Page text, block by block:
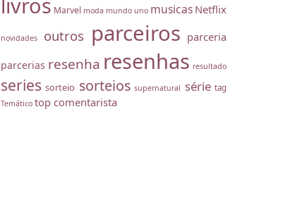
Marvel moda mundo uno musicas Netflix
novidades outros parceiros parceria
parcerias resenha resenhas resultado
series sorteio sorteios supernatural série tag
Temático top comentarista